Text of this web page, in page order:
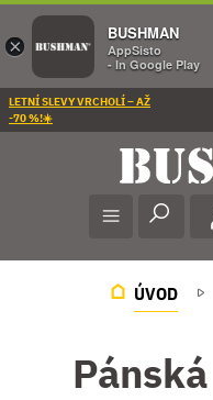
LETNÍ SLEVY VRCHOLÍ – AŽ
-70 %!☀️
ÚVOD
×
BUSHMAN
AppSisto
- In Google Play